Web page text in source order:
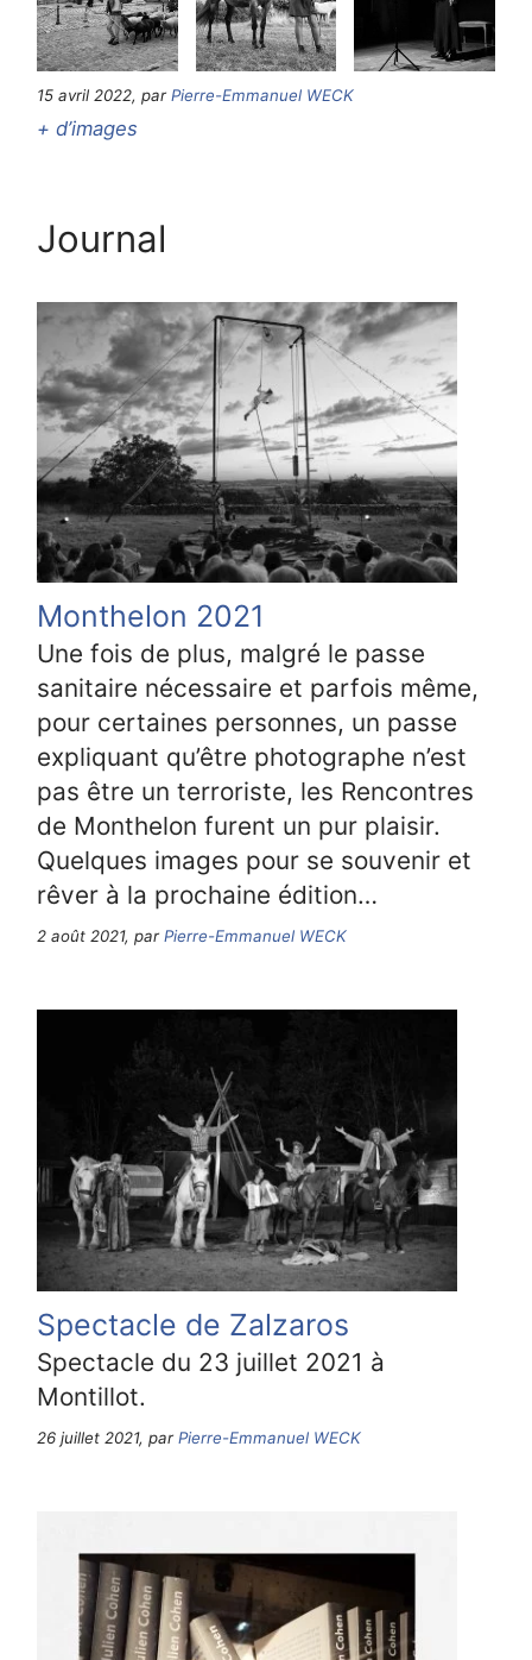
15 avril 2022, parPierre-Emmanuel WECK
+ d’images
Journal
Monthelon 2021
Une fois de plus, malgré le passe
sanitaire nécessaire et parfois même,
pour certaines personnes, un passe
expliquant qu’être photographe n’est
pas être un terroriste, les Rencontres
de Monthelon furent un pur plaisir.
Quelques images pour se souvenir et
rêver à la prochaine édition…
2 août 2021, parPierre-Emmanuel WECK
Spectacle de Zalzaros
Spectacle du 23 juillet 2021 à
Montillot.
26 juillet 2021, parPierre-Emmanuel WECK